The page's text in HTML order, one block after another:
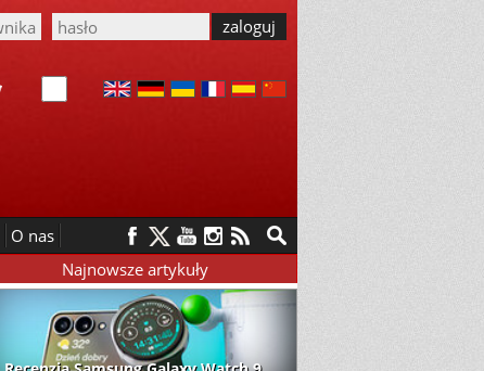
O nas
Najnowsze artykuły